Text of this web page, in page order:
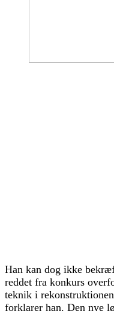
Han kan dog ikke
reddet fra konkurs
teknik i
forklarer han. Den nye